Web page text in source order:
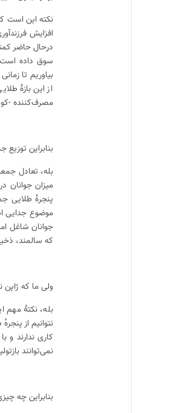
نکته این است
درحال حاضر
سوق داده
بیاوریم تا
از این بازهٔ
مصرف‌کننده -
بنابراین
بله، تعادل
میزان جوانان
موضوع جدایی
جوانان شاغل
که سالمند،
ولی ما که ژاپن
بله، نکتهٔ مهم
نتوانیم از
کاری ندارند و
نمی‌توانند
بنابراین چه